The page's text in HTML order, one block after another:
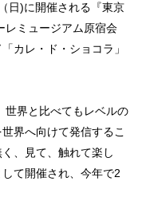
日)に開催される『東京
レミュージアム原宿会
カレ・ド・ショコラ」
世界と比べてもレベルの
界へ向けて発信するこ
、見て、触れて楽し
て開催され、今年で2